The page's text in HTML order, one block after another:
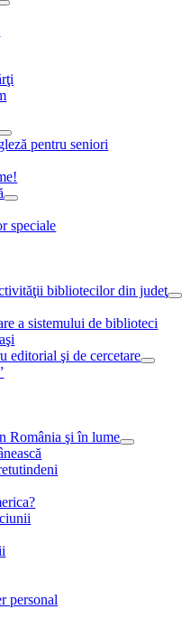
pentru seniori
speciale
bibliotecilor din judeţ
a sistemului de biblioteci
editorial şi de cercetare
România şi în lume
personal